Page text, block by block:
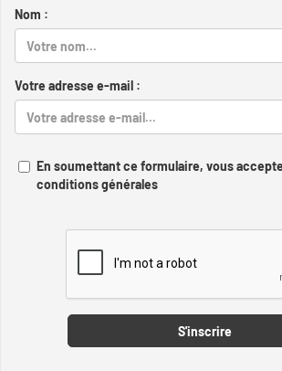
Nom :
Votre adresse e-mail :
En soumettant ce formulaire, vous
conditions générales
S'inscrire